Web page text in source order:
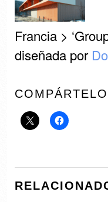
Francia >
diseñada por